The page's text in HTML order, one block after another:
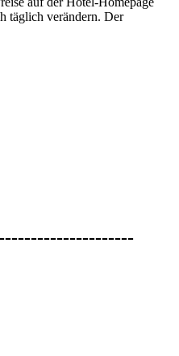
täglich verändern. Der